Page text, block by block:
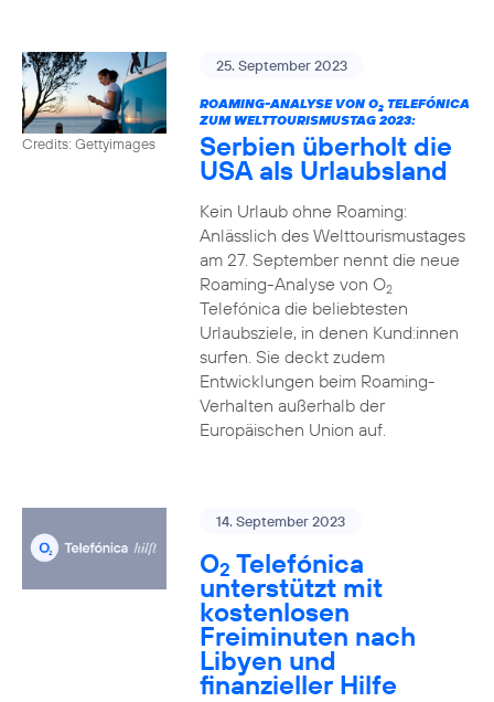
Credits: Gettyimages
25. September 2023
ROAMING-ANALYSE VON O2TELEFÓNICA
ZUM WELTTOURISMUSTAG 2023:
Serbien überholt die
USA als Urlaubsland
Kein Urlaub ohne Roaming:
Anlässlich des Welttourismustages
am 27. September nennt die neue
Roaming-Analyse von O2
Telefónica die beliebtesten
Urlaubsziele, in denen Kund:innen
surfen. Sie deckt zudem
Entwicklungen beim Roaming-
Verhalten außerhalb der
Europäischen Union auf.
14. September 2023
O2 Telefónica
unterstützt mit
kostenlosen
Freiminuten nach
Libyen und
finanzieller Hilfe